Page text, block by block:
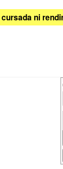
ni